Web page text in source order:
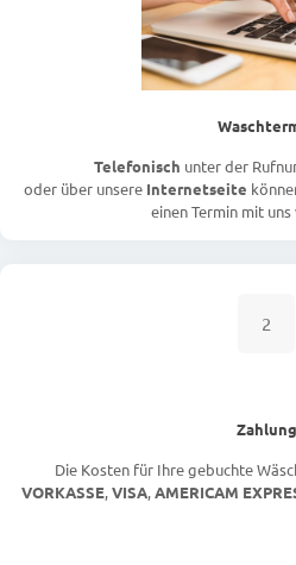
Telefonisch unter der
oder über unsere Internetseite
einen Termin mit
2
Zahlung
Die Kosten für Ihre gebuchte
VORKASSE,VISA,AMERICAM